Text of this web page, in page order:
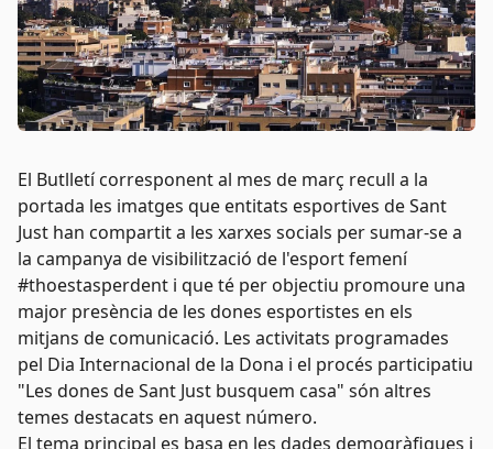
El Butlletí corresponent al mes de març recull a la
portada les imatges que entitats esportives de Sant
Just han compartit a les xarxes socials per sumar-se a
la campanya de visibilització de l'esport femení
#thoestasperdent i que té per objectiu promoure una
major presència de les dones esportistes en els
mitjans de comunicació. Les activitats programades
pel Dia Internacional de la Dona i el procés participatiu
"Les dones de Sant Just busquem casa" són altres
temes destacats en aquest número.
El tema principal es basa en les dades demogràfiques i